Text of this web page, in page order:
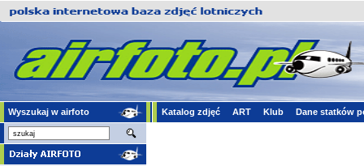
Wyszukaj w airfoto Katalog zdjęć ART Klub Dane statków